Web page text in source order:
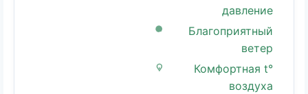
давление
Благоприятный
ветер
Комфортная t°
воздуха